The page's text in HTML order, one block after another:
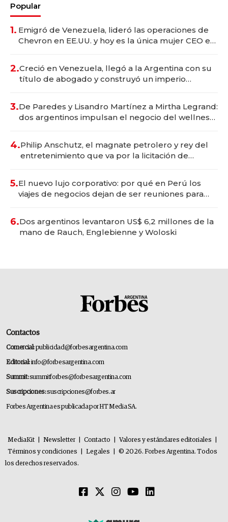
Popular
1. Emigró de Venezuela, lideró las operaciones de
Chevron en EE.UU. y hoy es la única mujer CEO en
2.Creció en Venezuela, llegó a la Argentina con su
título de abogado y construyó un imperio
3.De Paredes y Lisandro Martínez a Mirtha Legrand:
dos argentinos impulsan el negocio del wellness
4.Philip Anschutz, el magnate petrolero y rey del
entretenimiento que va por la licitación de
5.El nuevo lujo corporativo: por qué en Perú los
viajes de negocios dejan de ser reuniones para
6.Dos argentinos levantaron US$ 6,2 millones de la
mano de Rauch, Englebienne y Woloski
Contactos
Comercial:publicidad@forbesargentina.com
Editorial:info@forbesargentina.com
Summit:summitforbes@forbesargentina.com
Suscripciones:suscripciones@forbes.ar
Forbes Argentina es publicada por HT Media SA.
MediaKit Newsletter Contacto Valores y estándares editoriales
Términos y condiciones
Legales
© 2026. Forbes Argentina. Todos
los derechos reservados.